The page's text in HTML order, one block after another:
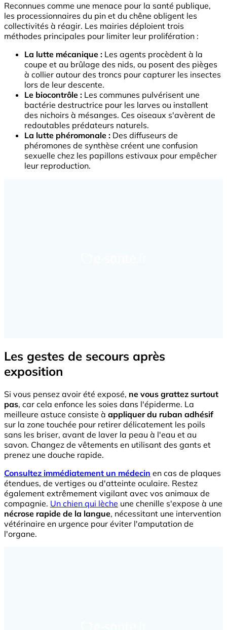
Reconnues comme une menace pour la santé publique,
les processionnaires du pin et du chêne obligent les
collectivités à réagir. Les mairies déploient trois
méthodes principales pour limiter leur prolifération :
La lutte mécanique : Les agents procèdent à la
coupe et au brûlage des nids, ou posent des pièges
à collier autour des troncs pour capturer les insectes
lors de leur descente.
Le biocontrôle : Les communes pulvérisent une
bactérie destructrice pour les larves ou installent
des nichoirs à mésanges. Ces oiseaux s'avèrent de
redoutables prédateurs naturels.
La lutte phéromonale : Des diffuseurs de
phéromones de synthèse créent une confusion
sexuelle chez les papillons estivaux pour empêcher
leur reproduction.
Les gestes de secours après
exposition
Si vous pensez avoir été exposé, ne vous grattez surtout
pas, car cela enfonce les soies dans l'épiderme. La
meilleure astuce consiste à appliquer du ruban adhésif
sur la zone touchée pour retirer délicatement les poils
sans les briser, avant de laver la peau à l'eau et au
savon. Changez de vêtements en utilisant des gants et
prenez une douche rapide.
Consultez immédiatement un médecin en cas de plaques
étendues, de vertiges ou d'atteinte oculaire. Restez
également extrêmement vigilant avec vos animaux de
compagnie. Un chien qui lèche une chenille s'expose à une
nécrose rapide de la langue, nécessitant une intervention
vétérinaire en urgence pour éviter l'amputation de
l'organe.